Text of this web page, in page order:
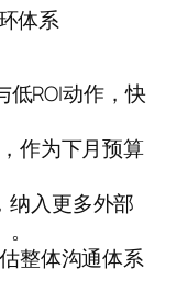
体系
低ROI动作，快
作为下月预算
纳入更多外部
整体沟通体系